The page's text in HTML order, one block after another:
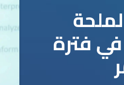
فترة